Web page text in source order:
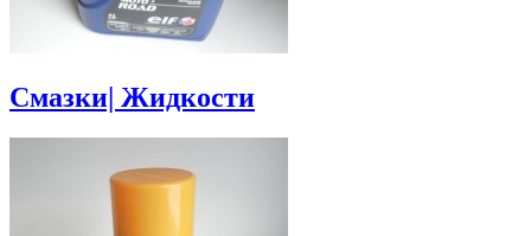
Смазки| Жидкости